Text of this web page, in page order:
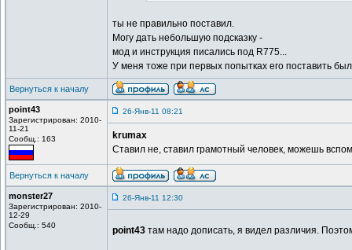
ты не правильно поставил.
Могу дать небольшую подсказку -
мод и инструкция писались под R775...
У меня тоже при первых попытках его поставить
Вернуться к началу
point43
Зарегистрирован: 2010-
11-21
Сообщ.: 163
26-Янв-11 08:21
krumax
Ставил не, ставил грамотный человек, можешь
Вернуться к началу
monster27
Зарегистрирован: 2010-
12-29
Сообщ.: 540
26-Янв-11 12:30
point43 там надо дописать, я видел различия.